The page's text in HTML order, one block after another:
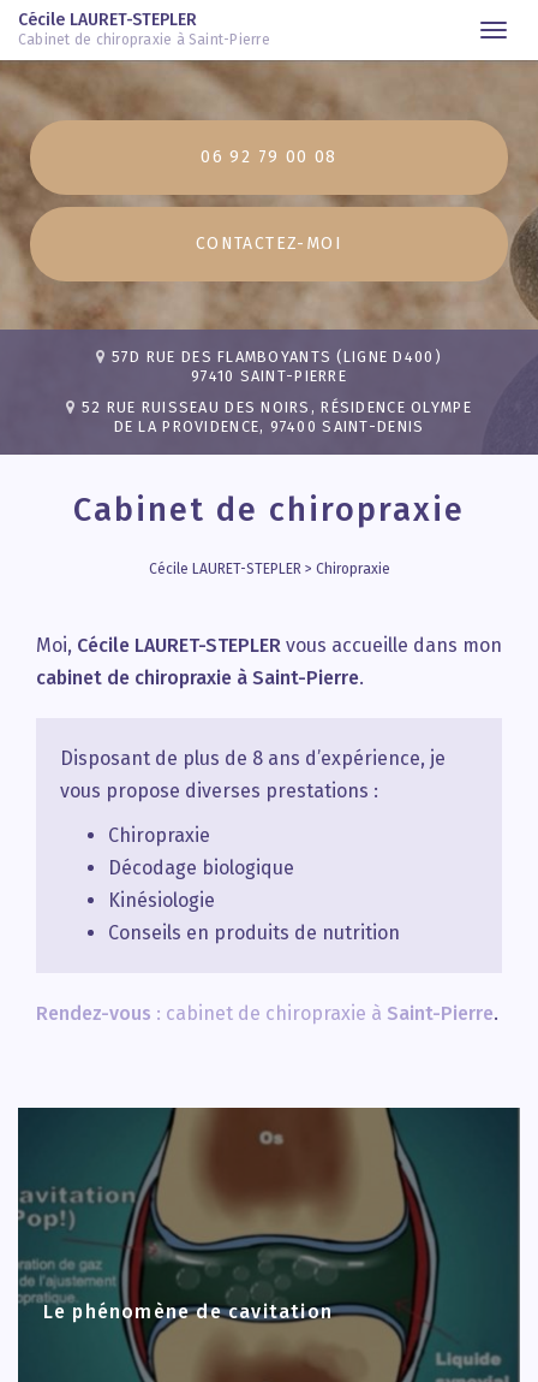
Aller
contenu
principal
Cécile LAURET-STEPLER
Cabinet de chiropraxie à Saint-Pierre
06 92 79 00 08
CONTACTEZ- MOI
57D RUE DES FLAMBOYANTS (LIGNE D400)
97410 SAINT-PIERRE
52 RUE RUISSEAU DES NOIRS, RÉSIDENCE OLYMPE
DE LA PROVIDENCE, 97400 SAINT-DENIS
Cabinet de chiropraxie
Cécile LAURET-STEPLER> Chiropraxie
Moi, Cécile LAURET-STEPLER vous accueille dans mon
cabinet de chiropraxie à Saint-Pierre.
Disposant de plus de 8 ans d’expérience, je
vous propose diverses prestations :
Chiropraxie
Décodage biologique
Kinésiologie
Conseils en produits de nutrition
Rendez-vous : cabinet de chiropraxie à Saint-Pierre.
Le phénomène de cavitation